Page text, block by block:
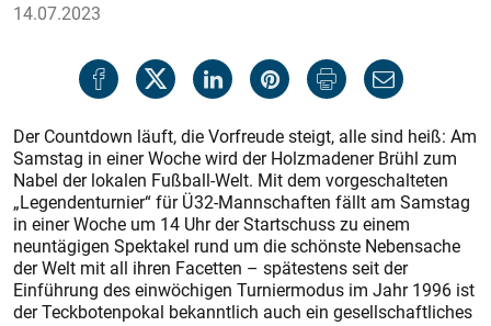
14.07.2023
Der Countdown läuft, die Vorfreude steigt, alle sind heiß: Am
Samstag in einer Woche wird der Holzmadener Brühl zum
Nabel der lokalen Fußball-Welt. Mit dem vorgeschalteten
„Legendenturnier“ für Ü 32-Mannschaften fällt am Samstag
in einer Woche um 14 Uhr der Startschuss zu einem
neuntägigen Spektakel rund um die schönste Nebensache
der Welt mit all ihren Facetten – spätestens seit der
Einführung des einwöchigen Turniermodus im Jahr 1996 ist
der Teckbotenpokal bekanntlich auch ein gesellschaftliches